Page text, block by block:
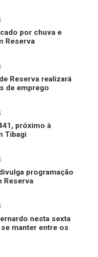
por chuva e
Reserva
Reserva realizará
de emprego
próximo à
Tibagi
programação
Reserva
nesta sexta
manter entre os